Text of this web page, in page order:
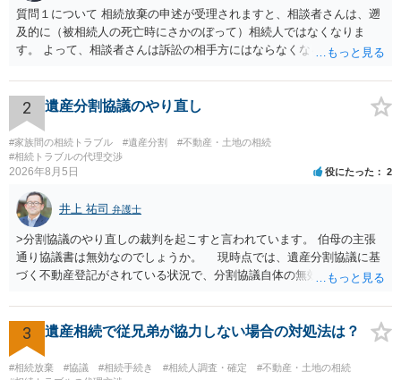
質問１について 相続放棄の申述が受理されますと、相談者さんは、遡
及的に（被相続人の死亡時にさかのぼって）相続人ではなくなりま
す。 よって、相談者さんは訴訟の相手方にはならなくなるので（明け
理証明を家庭裁判所で取得し、コピーを答弁書に添えて裁判所に提出
してください。 質問２について 請求棄却を求める答弁書を提出すれ
ば、第１回期日は出席する必要がありません。その日は差支え（用事
があり出席できない）との記載で十分です。 質問３について 弁護士で
はないので、ｍｉｎｔｓでの提出の必要は無いと思います。郵送（期
限までに届けばよい）で十分です。 詳細は、書面記載の裁判所書記官
にお問い合わせください。 以上、ご参考まで。
2 遺産分割協議のやり直し
#家族間の相続トラブル #遺産分割
#不動産・土地の相続
#相続トラブルの代理交渉
2026年8月5日 役にたった 2
井上 祐司 弁護士
>分割協議のやり直しの裁判を起こすと言われています。 伯母の主張
通り協議書は無効なのでしょうか。 現時点では、遺産分割協議に基
づく不動産登記がされている状況で、分割協議自体の無効を裁判所が
方の訴訟の主張及び立証次第ですが、 ・御祖母様の認知能力に関する
医師の意見書、筆跡鑑定 が提出されればその効力が否定される可能性
はありますが、 ・伯母様自身が分割協議に加わっていること ・御祖母
様の意に反する遺産分割協議を行う実益が誰にあったかの立証が困難
3 遺産相続で従兄弟が協力しない場合の対処法は？
#相続放棄 #協議 #相続手続き #相続人調査・確定
#不動産・土地の相続